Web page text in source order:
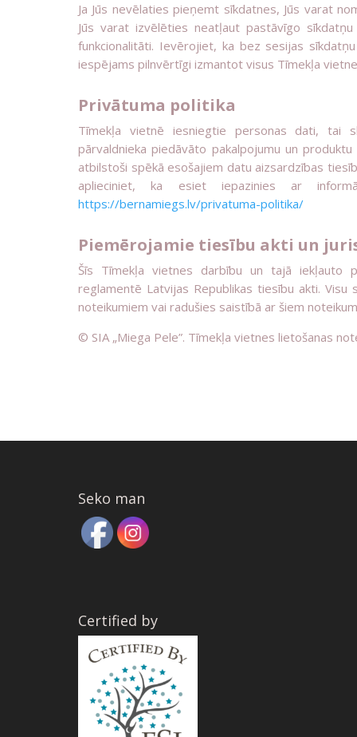
Ja Jūs nevēlaties pieņemt sīkdatnes, Jūs varat
Jūs varat izvēlēties neatļaut pastāvīgo
funkcionalitāti. Ievērojiet, ka bez sesijas
iespējams pilnvērtīgi izmantot visus Tīmekļa
Privātuma politika
Tīmekļa vietnē iesniegtie personas dati, tai
pārvaldnieka piedāvāto pakalpojumu un
atbilstoši spēkā esošajiem datu aizsardzības
aplieciniet, ka esiet iepazinies ar
https://bernamiegs.lv/privatuma-politika/
Piemērojamie tiesību akti un
Šīs Tīmekļa vietnes darbību un tajā iekļauto
reglamentē Latvijas Republikas tiesību akti.
noteikumiem vai radušies saistībā ar šiem
© SIA „Miega Pele”. Tīmekļa vietnes lietošanas
Seko man
Certified by